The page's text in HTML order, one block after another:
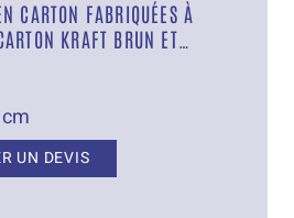
CARTON FABRIQUÉES À
KRAFT BRUN ET
UN DEVIS